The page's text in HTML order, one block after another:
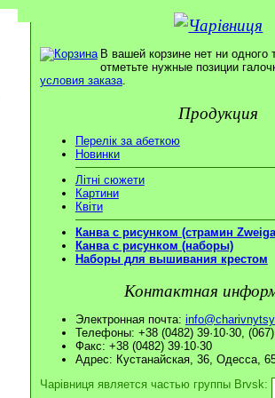
В вашей корзине нет ни одного
отметьте нужные позиции
условия заказа.
Продукция
Перелік за абеткою
Новинки
Літні сюжети
Картини
Квіти
Канва с рисунком (страмин
Канва с рисунком (наборы)
Наборы для вышивания крестом
Контактная
Электронная почта:
Телефоны: +38 (0482) 39·10·30, (067)
Факс: +38 (0482) 39·10·30
Адрес: Кустанайская, 36, Одесса,
Чарівниця является частью группы Brvsk: